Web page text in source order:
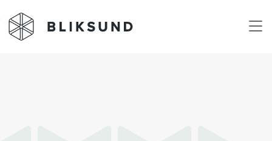
Skip to main content